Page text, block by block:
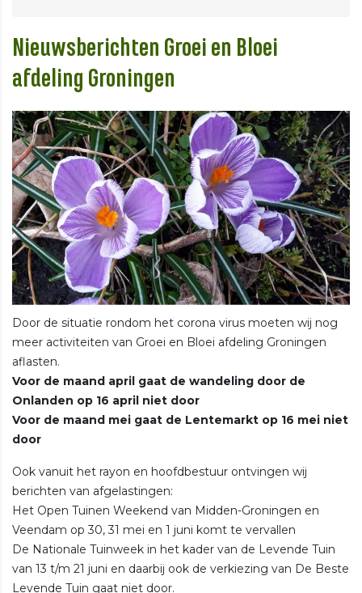
Nieuwsberichten Groei en Bloei
afdeling Groningen
Door de situatie rondom het corona virus moeten wij nog
meer activiteiten van Groei en Bloei afdeling Groningen
aflasten.
Voor de maand april gaat de wandeling door de
Onlanden op 16 april niet door
Voor de maand mei gaat de Lentemarkt op 16 mei niet
door
Ook vanuit het rayon en hoofdbestuur ontvingen wij
berichten van afgelastingen:
Het Open Tuinen Weekend van Midden-Groningen en
Veendam op 30, 31 mei en 1 juni komt te vervallen
De Nationale Tuinweek in het kader van de Levende Tuin
van 13 t/m 21 juni en daarbij ook de verkiezing van De Beste
Levende Tuin gaat niet door.